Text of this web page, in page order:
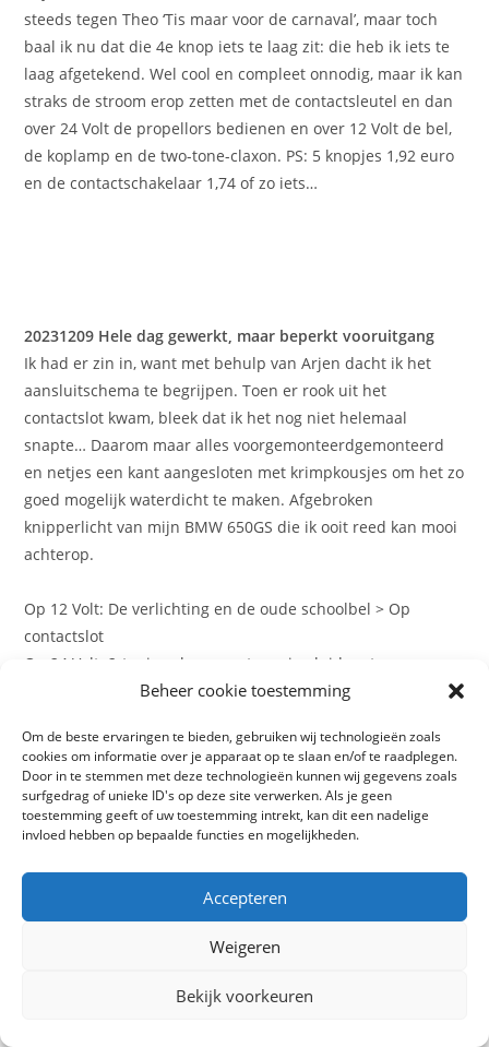
Beheer cookie toestemming
Om de beste ervaringen te bieden, gebruiken wij technologieën zoals
cookies om informatie over je apparaat op te slaan en/of te raadplegen.
Door in te stemmen met deze technologieën kunnen wij gegevens zoals
surfgedrag of unieke ID's op deze site verwerken. Als je geen
toestemming geeft of uw toestemming intrekt, kan dit een nadelige
invloed hebben op bepaalde functies en mogelijkheden.
Accepteren
Weigeren
Bekijk voorkeuren
steeds tegen Theo ‘Tis maar voor de carnaval’, maar toch
baal ik nu dat die 4e knop iets te laag zit: die heb ik iets te
laag afgetekend. Wel cool en compleet onnodig, maar ik kan
straks de stroom erop zetten met de contactsleutel en dan
over 24 Volt de propellors bedienen en over 12 Volt de bel,
de koplamp en de two-tone-claxon. PS: 5 knopjes 1,92 euro
en de contactschakelaar 1,74 of zo iets…
20231209 Hele dag gewerkt, maar beperkt vooruitgang
Ik had er zin in, want met behulp van Arjen dacht ik het
aansluitschema te begrijpen. Toen er rook uit het
contactslot kwam, bleek dat ik het nog niet helemaal
snapte… Daarom maar alles voorgemonteerdgemonteerd
en netjes een kant aangesloten met krimpkousjes om het zo
goed mogelijk waterdicht te maken. Afgebroken
knipperlicht van mijn BMW 650GS die ik ooit reed kan mooi
achterop.
Op 12 Volt: De verlichting en de oude schoolbel > Op
contactslot
Op 24 Volt: 2-tonige claxon met mooi geluid en twee
elektromotortjes > Op het 5e knopje…
week…
Balans moest ook nog gevonden worden, want het kleine
stukje van Theo naar de schuur was niet te doen. Met
emmers water getest en het blijkt 9 liter / kilo te zijn die
gewoon 8 kilo in de oude jerrycans (Bij het huis gekregen)
en dan bijvullen tot het lekker rolt. Inmiddels zit het zadel
ook netjes vast, wat het rollen een stuk aangenamer moet